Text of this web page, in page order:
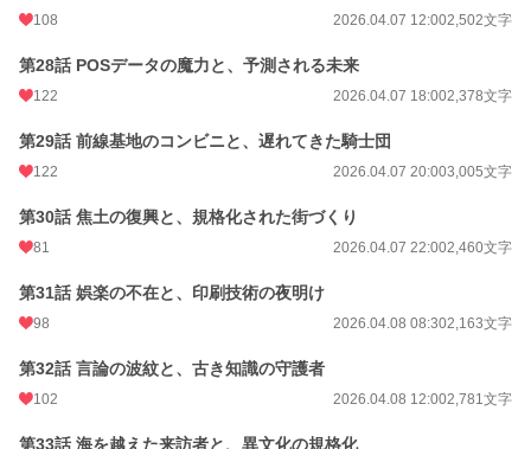
108 2026.04.07 12:002,502文字
第28話 POSデータの魔力と、予測される未来
122 2026.04.07 18:002,378文字
第29話 前線基地のコンビニと、遅れてきた騎士団
122 2026.04.07 20:003,005文字
第30話 焦土の復興と、規格化された街づくり
81 2026.04.07 22:002,460文字
第31話 娯楽の不在と、印刷技術の夜明け
98 2026.04.08 08:302,163文字
第32話 言論の波紋と、古き知識の守護者
102 2026.04.08 12:002,781文字
第33話 海を越えた来訪者と、異文化の規格化